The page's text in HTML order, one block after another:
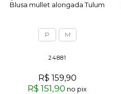
Blusa mullet alongada Tulum
P M
24881
R$ 159,90
R$ 151,90 no pix